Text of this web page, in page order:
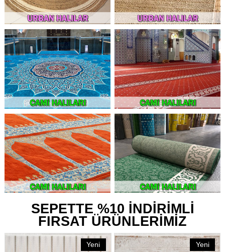
SEPETTE %10 İNDİRİMLİ
FIRSAT ÜRÜNLERİMİZ
Yeni
Yeni